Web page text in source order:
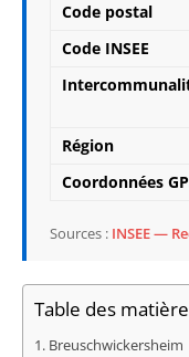
Code postal
Code INSEE
Région
Coordonnées
Sources : INSEE —
Table des
Breuschwickersheim